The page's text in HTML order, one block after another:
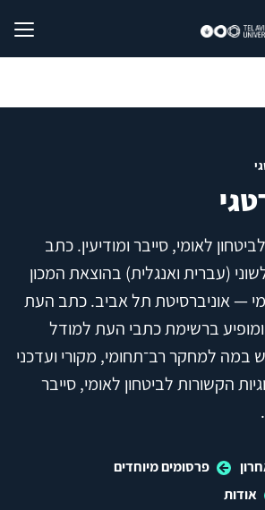
לאומי, סייבר ומודיעין. כתב
(עברית ואנגלית) בהוצאת המכון
— אוניברסיטת תל אביב. כתב העת
ומופיע ברשימת כתבי העת למודל
למחקר רב־תחומי, מקורי ועדכני
הקשורות לביטחון לאומי, סייבר
פרסומים מיוחדים
אודות